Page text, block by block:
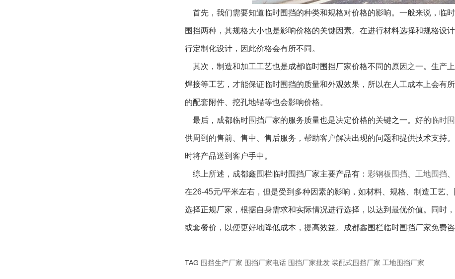
首先，我们需要知道临时围挡的种类和规格对价格的影响。一般来说，临
围挡两种，其规格大小也是影响价格的关键因素。在进行材料选择和规格设
行定制化设计，因此价格会有所不同。
其次，制造和加工工艺也是成都临时围挡厂家价格不同的原因之一。生产
焊接等工艺，才能保证临时围挡的质量和外观效果，所以在人工成本上会有
的配套附件、挖孔地锚等也会影响价格。
最后，成都临时围挡厂家的服务质量也是决定价格的关键之一。好的临时
供周到的售前、售中、售后服务，帮助客户解决出现的问题和提供技术支持
时将产品送到客户手中。
综上所述，成都鑫围栏临时围挡厂家主要产品有： 彩钢板围挡 工地围挡
在26-45元/平米左右，但是受到多种因素的影响，如材料、规格、制造工艺
选择正规厂家，根据自身需求和实际情况进行选择，以达到最优价值。同时
或套餐价，以便更好地降低成本，提高效益。成都鑫围栏临时围挡厂家免费
TAG 围挡生产厂家 围挡厂家电话 围挡厂家批发 装配式围挡厂家 工地围挡厂家